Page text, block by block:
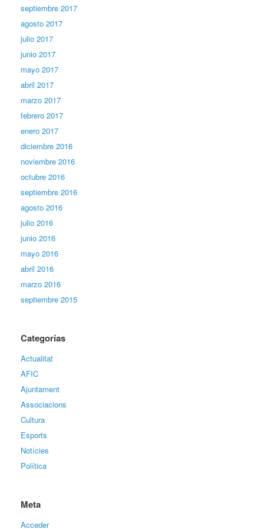
septiembre 2017
agosto 2017
julio 2017
junio 2017
mayo 2017
abril 2017
marzo 2017
febrero 2017
enero 2017
diciembre 2016
noviembre 2016
octubre 2016
septiembre 2016
agosto 2016
julio 2016
junio 2016
mayo 2016
abril 2016
marzo 2016
septiembre 2015
Categorías
Actualitat
AFIC
Ajuntament
Associacions
Cultura
Esports
Notícies
Política
Meta
Acceder